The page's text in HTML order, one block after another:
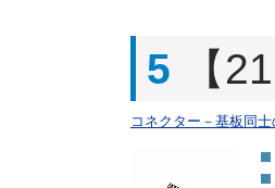
5 【
コネクター－基板同